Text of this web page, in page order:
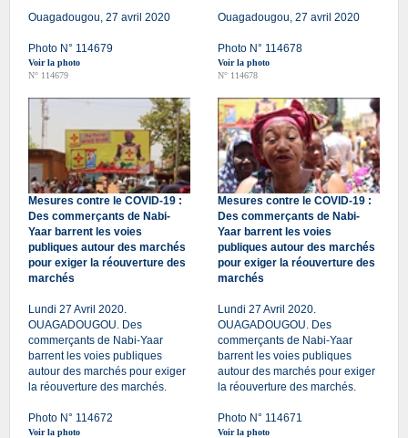
Ouagadougou, 27 avril 2020
Photo N° 114679
Voir la photo
N° 114679
Ouagadougou, 27 avril 2020
Photo N° 114678
Voir la photo
N° 114678
Mesures contre le COVID-19 :
Des commerçants de Nabi-
Yaar barrent les voies
publiques autour des marchés
pour exiger la réouverture des
marchés
Lundi 27 Avril 2020.
OUAGADOUGOU. Des
commerçants de Nabi-Yaar
barrent les voies publiques
autour des marchés pour exiger
la réouverture des marchés.
Photo N° 114672
Voir la photo
Mesures contre le COVID-19 :
Des commerçants de Nabi-
Yaar barrent les voies
publiques autour des marchés
pour exiger la réouverture des
marchés
Lundi 27 Avril 2020.
OUAGADOUGOU. Des
commerçants de Nabi-Yaar
barrent les voies publiques
autour des marchés pour exiger
la réouverture des marchés.
Photo N° 114671
Voir la photo